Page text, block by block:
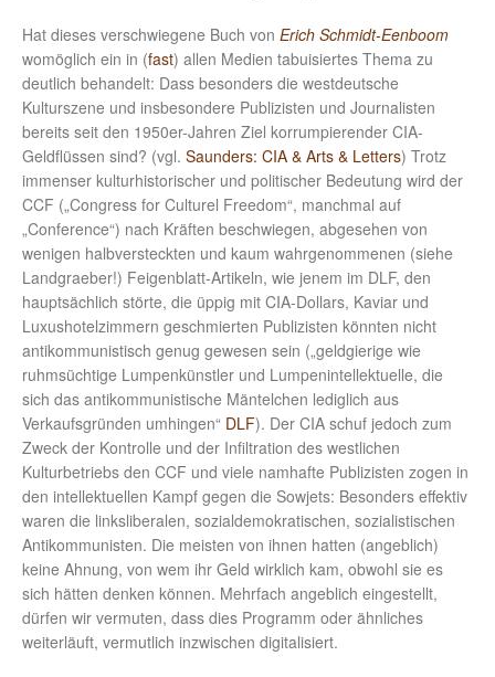
Hat dieses verschwiegene Buch von Erich Schmidt-Eenboom
womöglich ein in (fast) allen Medien tabuisiertes Thema zu
deutlich behandelt: Dass besonders die westdeutsche
Kulturszene und insbesondere Publizisten und Journalisten
bereits seit den 1950er-Jahren Ziel korrumpierender CIA-
Geldflüssen sind? (vgl. Saunders: CIA & Arts & Letters) Trotz
immenser kulturhistorischer und politischer Bedeutung wird der
CCF („Congress for Culturel Freedom“, manchmal auf
„Conference“) nach Kräften beschwiegen, abgesehen von
wenigen halbversteckten und kaum wahrgenommenen (siehe
Landgraeber!) Feigenblatt-Artikeln, wie jenem im DLF, den
hauptsächlich störte, die üppig mit CIA-Dollars, Kaviar und
Luxushotelzimmern geschmierten Publizisten könnten nicht
antikommunistisch genug gewesen sein („geldgierige wie
ruhmsüchtige Lumpenkünstler und Lumpenintellektuelle, die
sich das antikommunistische Mäntelchen lediglich aus
Verkaufsgründen umhingen“ DLF). Der CIA schuf jedoch zum
Zweck der Kontrolle und der Infiltration des westlichen
Kulturbetriebs den CCF und viele namhafte Publizisten zogen in
den intellektuellen Kampf gegen die Sowjets: Besonders effektiv
waren die linksliberalen, sozialdemokratischen, sozialistischen
Antikommunisten. Die meisten von ihnen hatten (angeblich)
keine Ahnung, von wem ihr Geld wirklich kam, obwohl sie es
sich hätten denken können. Mehrfach angeblich eingestellt,
dürfen wir vermuten, dass dies Programm oder ähnliches
weiterläuft, vermutlich inzwischen digitalisiert.